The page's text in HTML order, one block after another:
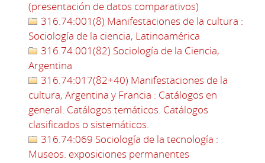
(presentación de datos comparativos)
316.74:001(8) Manifestaciones de la cultura :
Sociología de la ciencia, Latinoamérica
316.74:001(82) Sociología de la Ciencia,
Argentina
316.74:017(82+40) Manifestaciones de la
cultura, Argentina y Francia : Catálogos en
general. Catálogos temáticos. Catálogos
clasificados o sistemáticos.
316.74:069 Sociología de la tecnología :
Museos. exposiciones permanentes